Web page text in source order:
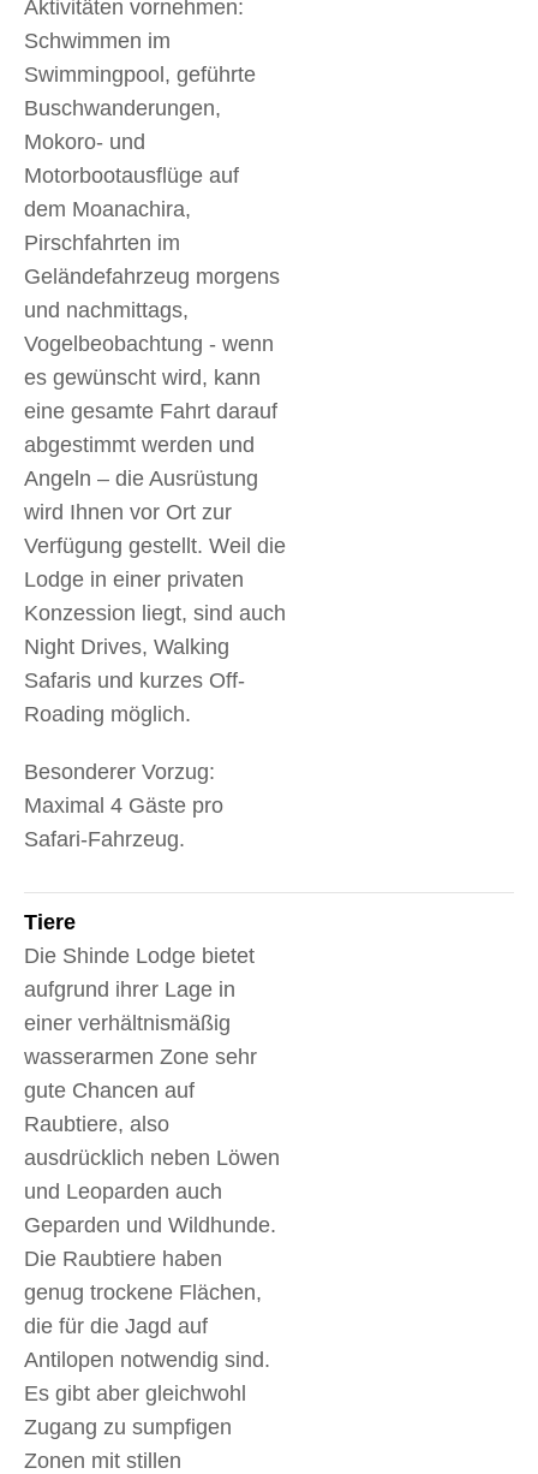
Aktivitäten vornehmen:
Schwimmen im
Swimmingpool, geführte
Buschwanderungen,
Mokoro- und
Motorbootausflüge auf
dem Moanachira,
Pirschfahrten im
Geländefahrzeug morgens
und nachmittags,
Vogelbeobachtung - wenn
es gewünscht wird, kann
eine gesamte Fahrt darauf
abgestimmt werden und
Angeln – die Ausrüstung
wird Ihnen vor Ort zur
Verfügung gestellt. Weil die
Lodge in einer privaten
Konzession liegt, sind auch
Night Drives, Walking
Safaris und kurzes Off-
Roading möglich.
Besonderer Vorzug:
Maximal 4 Gäste pro
Safari-Fahrzeug.
Tiere
Die Shinde Lodge bietet
aufgrund ihrer Lage in
einer verhältnismäßig
wasserarmen Zone sehr
gute Chancen auf
Raubtiere, also
ausdrücklich neben Löwen
und Leoparden auch
Geparden und Wildhunde.
Die Raubtiere haben
genug trockene Flächen,
die für die Jagd auf
Antilopen notwendig sind.
Es gibt aber gleichwohl
Zugang zu sumpfigen
Zonen mit stillen